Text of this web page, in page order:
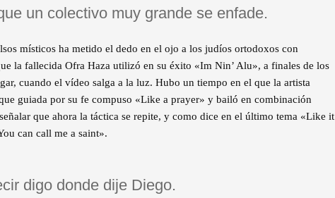
un colectivo muy grande se enfade.
místicos ha metido el dedo en el ojo a los judíos ortodoxos con
la fallecida Ofra Haza utilizó en su éxito «Im Nin’ Alu», a finales de los
cuando el vídeo salga a la luz. Hubo un tiempo en el que la artista
guiada por su fe compuso «Like a prayer» y bailó en combinación
que ahora la táctica se repite, y como dice en el último tema «Like it
can call me a saint».
digo donde dije Diego.